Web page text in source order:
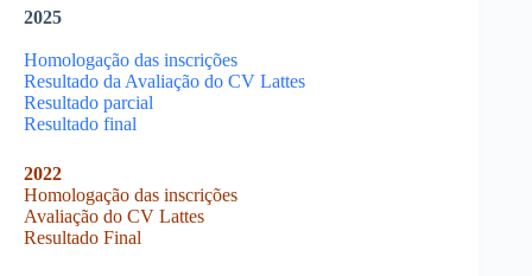
2025
Homologação das inscrições
Resultado da Avaliação do CV Lattes
Resultado parcial
Resultado final
2022
Homologação das inscrições
Avaliação do CV Lattes
Resultado Final